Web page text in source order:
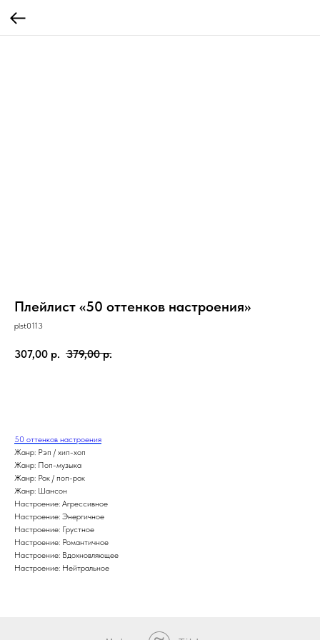
Плейлист «50 оттенков настроения»
plst0113
307,00 р. 379,00 р.
50 оттенков настроения
Жанр: Рэп / хип-хоп
Жанр: Поп-музыка
Жанр: Рок / поп-рок
Жанр: Шансон
Настроение: Агрессивное
Настроение: Энергичное
Настроение: Грустное
Настроение: Романтичное
Настроение: Вдохновляющее
Настроение: Нейтральное